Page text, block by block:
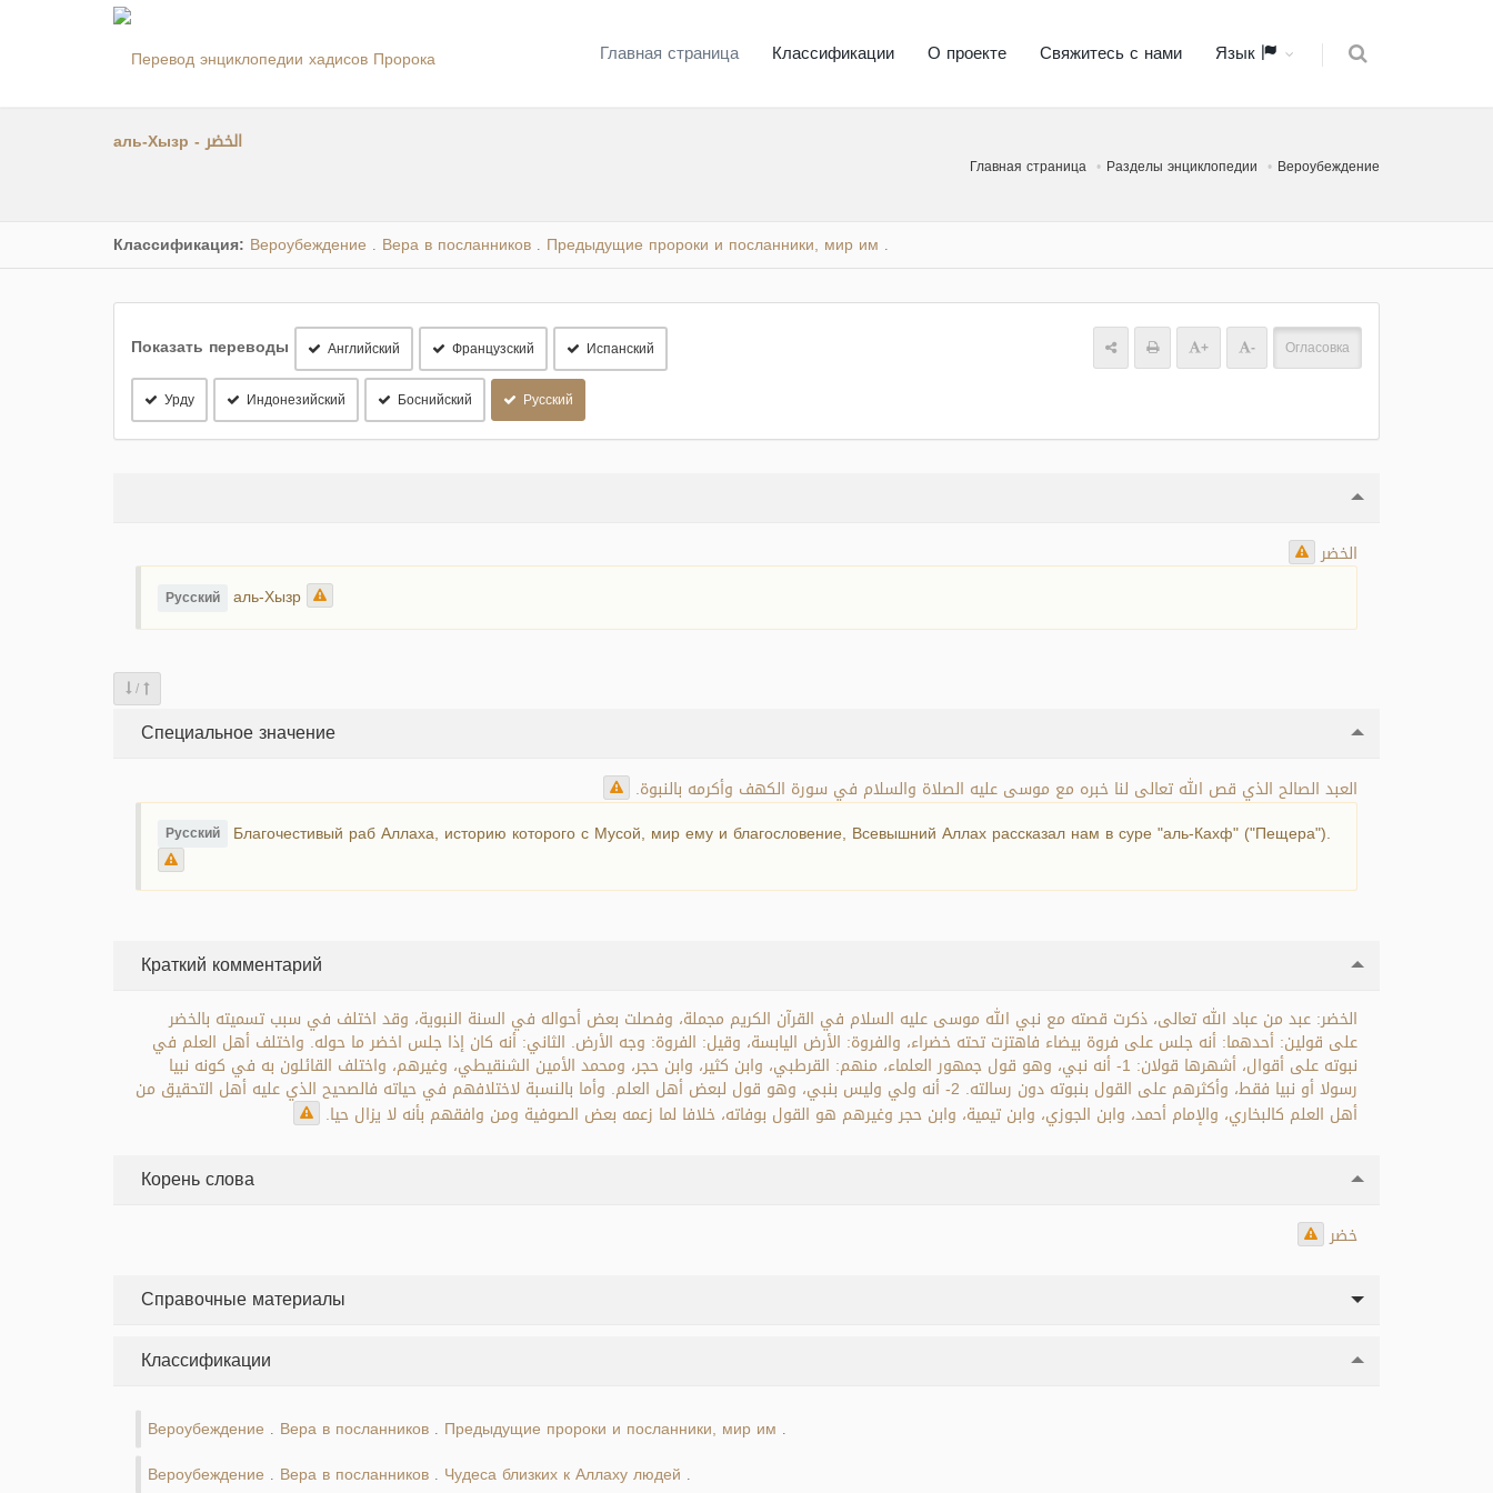
Главная страница Классификации О проекте Свяжитесь с нами Язык
аль-Хызр - الخضر
Главная страница Разделы энциклопедии Вероубеждение
Классификация: Вероубеждение Вера в посланников Предыдущие пророки и посланники, мир им
Показать переводы Английский Французский Испанский
Урду Индонезийский Боснийский Русский
+ - Огласовка
الخضر
Русский аль-Хызр
/
Специальное значение
العبد الصالح الذي قص الله تعالى لنا خبره مع موسى عليه الصلاة والسلام في سورة الكهف وأكرمه بالنبوة.
Русский Благочестивый раб Аллаха, историю которого с Мусой, мир ему и благословение, Всевышний Аллах рассказал нам в суре "аль-Кахф" ("Пещера").
Краткий комментарий
الخضر: عبد من عباد الله تعالى، ذكرت قصته مع نبي الله موسى عليه السلام في القرآن الكريم مجملة، وفصلت بعض أحواله في السنة النبوية، وقد اختلف في سبب تسميته بالخضر
على قولين: أحدهما: أنه جلس على فروة بيضاء فاهتزت تحته خضراء، والفروة: الأرض اليابسة، وقيل: الفروة: وجه الأرض. الثاني: أنه كان إذا جلس اخضر ما حوله. واختلف أهل العلم في
نبوته على أقوال، أشهرها قولان: 1- أنه نبي، وهو قول جمهور العلماء، منهم: القرطبي، وابن كثير، وابن حجر، ومحمد الأمين الشنقيطي، وغيرهم، واختلف القائلون به في كونه نبيا
رسولا أو نبيا فقط، وأكثرهم على القول بنبوته دون رسالته. 2- أنه ولي وليس بنبي، وهو قول لبعض أهل العلم. وأما بالنسبة لاختلافهم في حياته فالصحيح الذي عليه أهل التحقيق من
أهل العلم كالبخاري، والإمام أحمد، وابن الجوزي، وابن تيمية، وابن حجر وغيرهم هو القول بوفاته، خلافا لما زعمه بعض الصوفية ومن وافقهم بأنه لا يزال حيا.
Корень слова
خضر
Справочные материалы
Классификации
Вероубеждение Вера в посланников Предыдущие пророки и посланники, мир им
Вероубеждение Вера в посланников Чудеса близких к Аллаху людей